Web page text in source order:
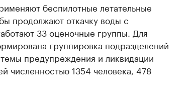
беспилотные летательные
продолжают откачку воды с
33 оценочные группы. Для
группировка подразделений
предупреждения и ликвидации
численностью 1354 человека, 478